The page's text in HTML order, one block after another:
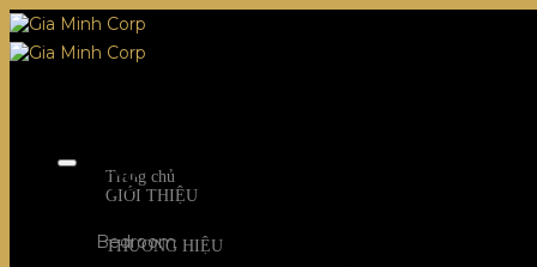
Skip
to
content
Trang chủ
GIỚI THIỆU
THƯƠNG HIỆU
Mirrors
Bedroom